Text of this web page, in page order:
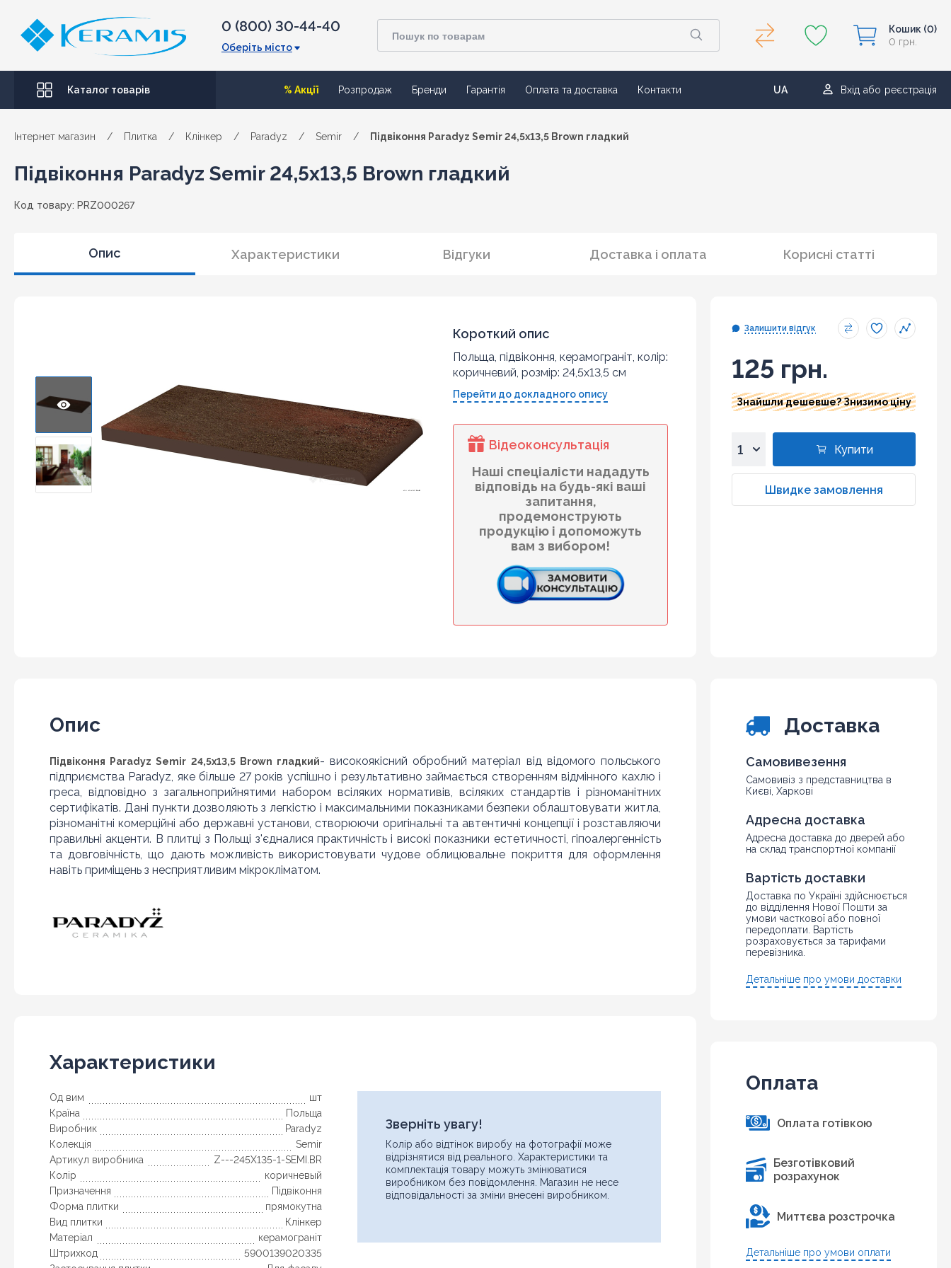
0 (800) 30-44-40
Оберіть місто
Кошик (0)
0 грн.
Каталог товарів % Акції Розпродаж Бренди Гарантія Оплата та доставка Контакти
UA
RU
Вхід або реєстрація
Інтернет магазин / Плитка / Клінкер / Paradyz / Semir / Підвіконня Paradyz Semir 24,5x13,5 Brown гладкий
Підвіконня Paradyz Semir 24,5x13,5 Brown гладкий
Код товару: PRZ000267
Опис Характеристики Відгуки Доставка і оплата Корисні статті
Короткий опис
Польща, підвіконня, керамограніт, колір:
коричневий, розмір: 24,5x13,5 см
Перейти до докладного опису
Відеоконсультація
Наші спеціалісти нададуть
відповідь на будь-які ваші
запитання,
продемонструють
продукцію і допоможуть
вам з вибором!
Залишити відгук
125 грн.
Знайшли дешевше? Знизимо ціну
3
Купити
Швидке замовлення
Опис
Підвіконня Paradyz Semir 24,5x13,5 Brown гладкий- високоякісний обробний матеріал від відомого польського
підприємства Paradyz, яке більше 27 років успішно і результативно займається створенням відмінного кахлю і
греса, відповідно з загальноприйнятими набором всіляких нормативів, всіляких стандартів і різноманітних
сертифікатів. Дані пункти дозволяють з легкістю і максимальними показниками безпеки облаштовувати житла,
різноманітні комерційні або державні установи, створюючи оригінальні та автентичні концепції і розставляючи
правильні акценти. В плитці з Польщі з'єдналися практичність і високі показники естетичності, гіпоалергенність
та довговічність, що дають можливість використовувати чудове облицювальне покриття для оформлення
навіть приміщень з несприятливим мікрокліматом.
Характеристики
Од вим
шт
Країна
Польща
Виробник
Paradyz
Колекція
Semir
Артикул виробника
Z---245X135-1-SEMI.BR
Колір
коричневый
Призначення
Підвіконня
Форма плитки
прямокутна
Вид плитки
Клінкер
Матеріал
керамограніт
Штрихкод
5900139020335
Зверніть увагу!
Колір або відтінок виробу на фотографії може
відрізнятися від реального. Характеристики та
комплектація товару можуть змінюватися
виробником без повідомлення. Магазин не несе
відповідальності за зміни внесені виробником.
Доставка
Самовивезення
Самовивіз з представництва в
Києві, Харкові
Адресна доставка
Адресна доставка до дверей або
на склад транспортної компанії
Вартість доставки
Доставка по Україні здійснюється
до відділення Нової Пошти за
умови часткової або повної
передоплати. Вартість
розраховується за тарифами
перевізника.
Детальніше про умови доставки
Оплата
Оплата готівкою
Безготівковий
розрахунок
Миттєва розстрочка
Детальніше про умови оплати
Знайшли дешевше?
Шановні клієнти нашого магазину! Якщо ви блукаючи по
інтернету знайшли ціну потрібного Вам товару дешевше ніж у
нас ... дайте нам знати, і ми будемо раді запропонувати вигіднішу
для Вас ціну (за умови, що товар даної моделі повинен бути у
конкурента в наявності і ціна на даний товар в іншому інтернет-
магазині актуальна і діюча)